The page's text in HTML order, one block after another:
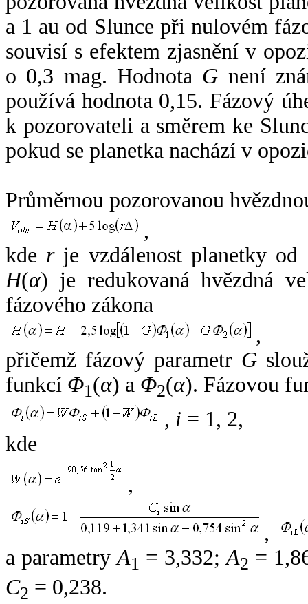
a 1 au od Slunce při nulovém
souvisí s efektem zjasnění v
o 0,3 mag. Hodnota G není
používá hodnota 0,15. Fázový
k pozorovateli a směrem ke
pokud se planetka nachází v
Průměrnou pozorovanou
,
kde rje vzdálenost planetky od
H(α) je redukovaná hvězdná
fázového zákona
,
přičemž fázový parametr G
funkcí Φ1(α) a Φ2(α). Fázovou
, i = 1, 2,
kde
,
,
a parametryA1 = 3,332;A2 =
C2 = 0,238.